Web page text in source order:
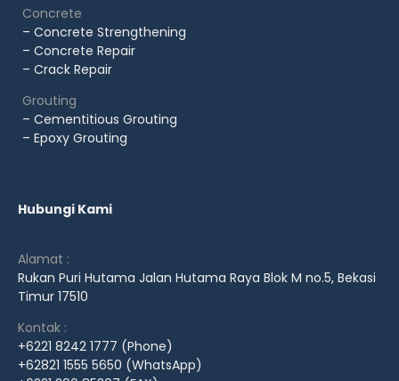
Concrete
– Concrete Strengthening
– Concrete Repair
– Crack Repair
Grouting
– Cementitious Grouting
– Epoxy Grouting
Hubungi Kami
Alamat :
Rukan Puri Hutama Jalan Hutama Raya Blok M no.5, Bekasi
Timur 17510
Kontak :
+6221 8242 1777 (Phone)
+62821 1555 5650 (WhatsApp)